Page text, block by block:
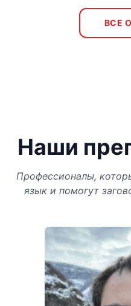
ВСЕ
Наши
Профессионалы,
язык и помогут